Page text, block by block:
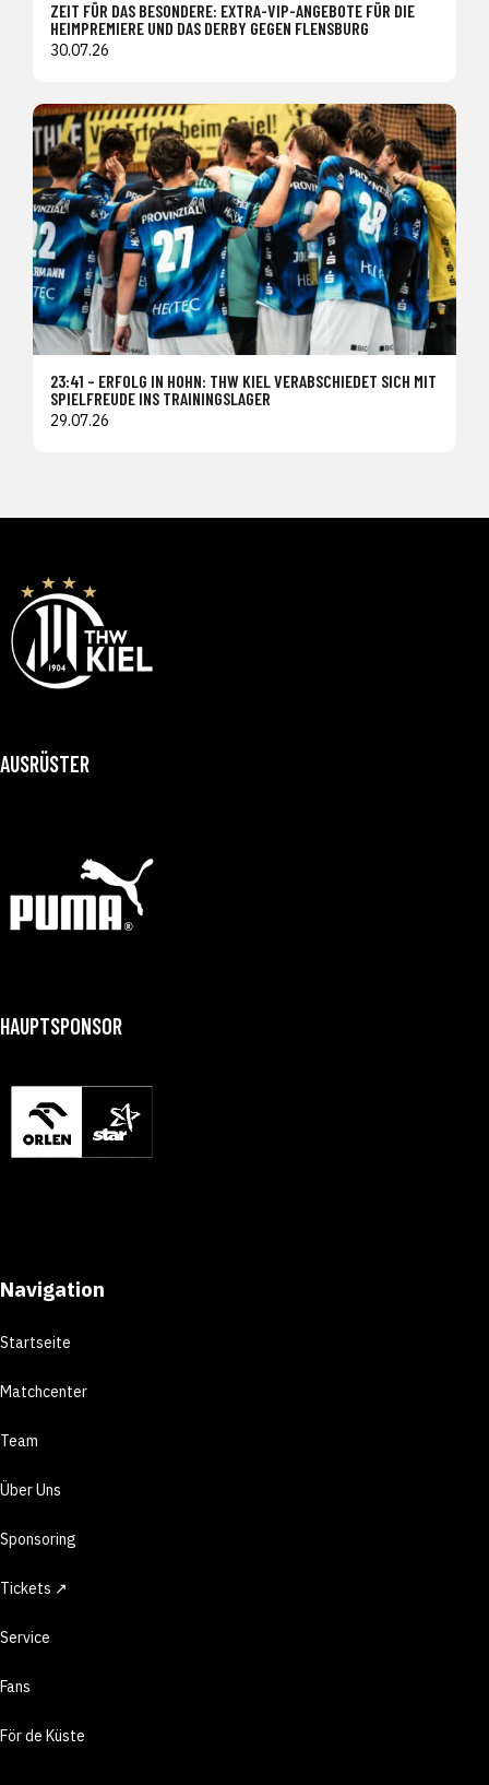
ZEIT FÜR DAS BESONDERE: EXTRA-VIP-ANGEBOTE FÜR DIE
HEIMPREMIERE UND DAS DERBY GEGEN FLENSBURG
30.07.26
23:41 – ERFOLG IN HOHN: THW KIEL VERABSCHIEDET SICH MIT
SPIELFREUDE INS TRAININGSLAGER
29.07.26
AUSRÜSTER
HAUPTSPONSOR
Navigation
Startseite
Matchcenter
Team
Über Uns
Sponsoring
Tickets ↗
Service
Fans
För de Küste